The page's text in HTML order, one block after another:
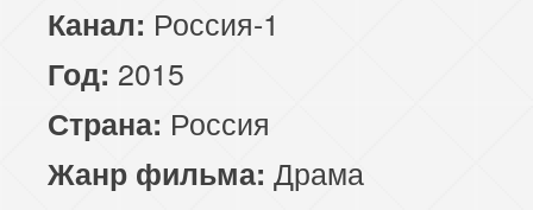
Канал: Россия-1
Год: 2015
Страна: Россия
Жанр фильма: Драма